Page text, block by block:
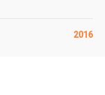
2016